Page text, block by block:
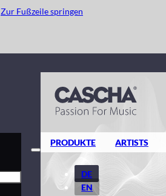
Zur Fußzeile springen
PRODUKTE ARTISTS
DE
EN